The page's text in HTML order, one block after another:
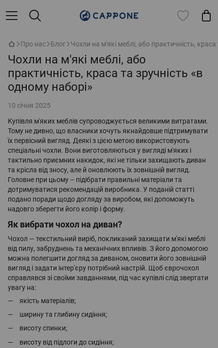
Про нас Блог Чохли на м'які меблі, або практичність,
Чохли на м'які меблі, або
практичність, краса та зручність «в
одному наборі»
10 січня 2025
Купівля м'яких меблів супроводжується великими витратами.
Тому не дивно, що власники хочуть якнайдовше підтримувати
їх первісний вигляд. Деякі з цією метою використовують
спеціальні чохли. Вони виготовляються у вигляді м'яких і
тактильно приємних накидок, які не тільки захищають диван
та крісла від зносу, але й оновлюють їх зовнішній вигляд.
Головне при цьому – підібрати правильні матеріали та
дотримуватися рекомендацій виробника. У поданій статті
подано поради щодо догляду за виробом, які допоможуть
надовго зберегти його колір і форму.
Як вибрати чохол на диван?
Чохол — текстильний виріб, покликаний захищати м'які меблі
від пилу, забруднень та механічних впливів. З його допомогою
можна полегшити догляд за диваном, оновити його зовнішній
вигляд і задати інтер'єру потрібний настрій. Щоб єврочохол
справлявся зі своїми завданнями, під час купівлі слід звертати
увагу на:
якість матеріалів;
ширину та глибину сидіння;
висоту спинки;
висоту від підлоги до сидіння;